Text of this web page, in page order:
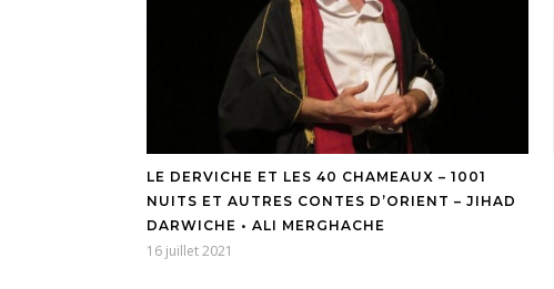
LE DERVICHE ET LES 40 CHAMEAUX – 1001
NUITS ET AUTRES CONTES D’ORIENT – JIHAD
DARWICHE • ALI MERGHACHE
16 juillet 2021